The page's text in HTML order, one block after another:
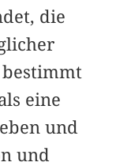
die
bestimmt
eine
und
und